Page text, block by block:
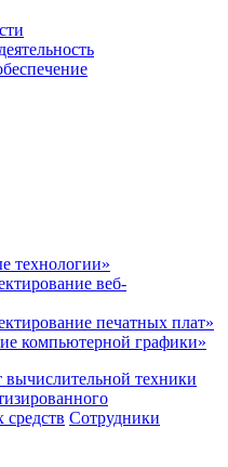
технологии»
веб-
печатных плат»
компьютерной графики»
вычислительной техники
Сотрудники